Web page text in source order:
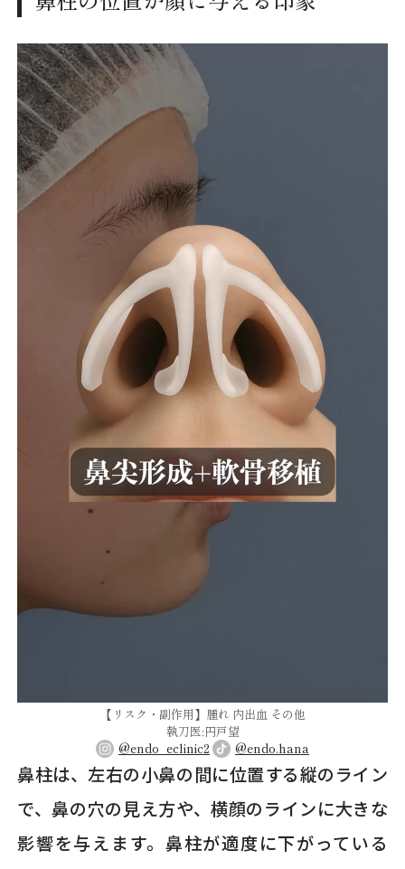
【リスク・副作用】腫れ 内出血 その他
執刀医:円戸望
@endo_eclinic2
@endo.hana
鼻柱は、左右の小鼻の間に位置する縦のライン
で、鼻の穴の見え方や、横顔のラインに大きな
影響を与えます。鼻柱が適度に下がっている